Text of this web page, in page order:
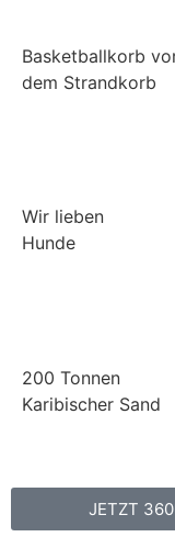
200 Tonnen
Karibischer Sand
Wir lieben
Hunde
Basketballkorb
dem Strandkorb
JETZT